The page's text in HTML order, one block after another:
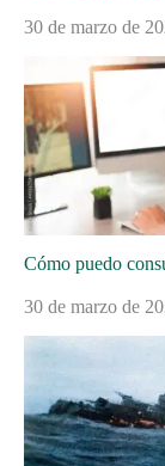
30 de marzo de
Cómo puedo
30 de marzo de